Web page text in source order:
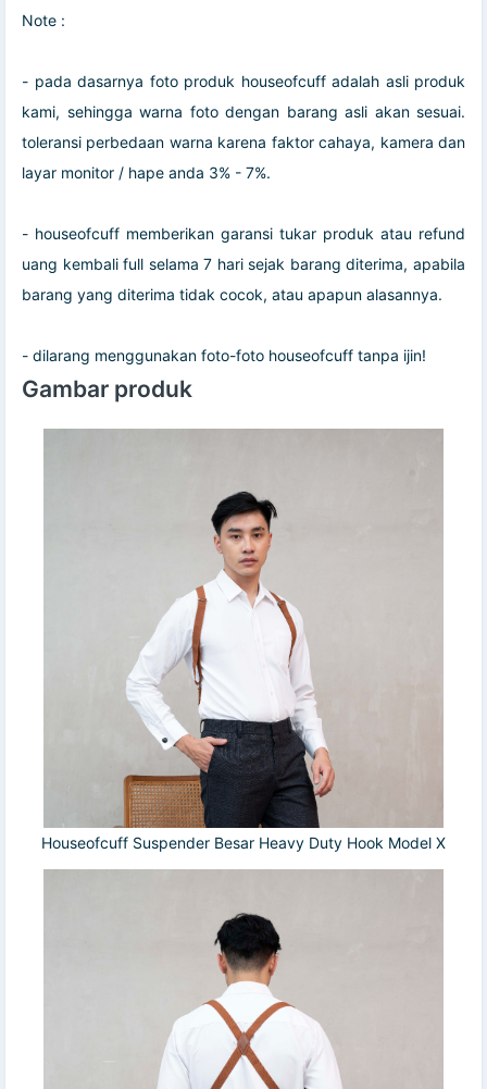
Note :
- pada dasarnya foto produk houseofcuff adalah asli produk
kami, sehingga warna foto dengan barang asli akan sesuai.
toleransi perbedaan warna karena faktor cahaya, kamera dan
layar monitor / hape anda 3% - 7%.
- houseofcuff memberikan garansi tukar produk atau refund
uang kembali full selama 7 hari sejak barang diterima, apabila
barang yang diterima tidak cocok, atau apapun alasannya.
- dilarang menggunakan foto-foto houseofcuff tanpa ijin!
Gambar produk
Houseofcuff Suspender Besar Heavy Duty Hook Model X